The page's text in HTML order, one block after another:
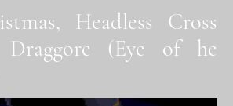
Headless Cross
(Eye of he